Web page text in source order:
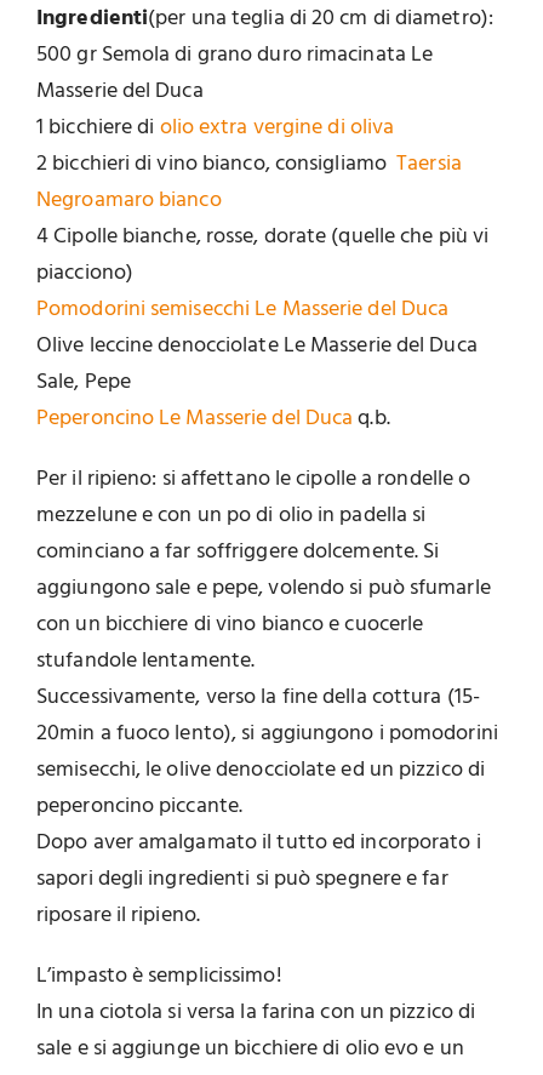
Ingredienti(per una teglia di 20 cm di diametro):
500 gr Semola di grano duro rimacinata Le
Masserie del Duca
1 bicchiere di olio extra vergine di oliva
2 bicchieri di vino bianco, consigliamoTaersia
Negroamaro bianco
4 Cipolle bianche, rosse, dorate (quelle che più vi
piacciono)
Pomodorini semisecchi Le Masserie del Duca
Olive leccine denocciolate Le Masserie del Duca
Sale, Pepe
Peperoncino Le Masserie del Ducaq.b.
Per il ripieno: si affettano le cipolle a rondelle o
mezzelune e con un po di olio in padella si
cominciano a far soffriggere dolcemente. Si
aggiungono sale e pepe, volendo si può sfumarle
con un bicchiere di vino bianco e cuocerle
stufandole lentamente.
Successivamente, verso la fine della cottura (15-
20min a fuoco lento), si aggiungono i pomodorini
semisecchi, le olive denocciolate ed un pizzico di
peperoncino piccante.
Dopo aver amalgamato il tutto ed incorporato i
sapori degli ingredienti si può spegnere e far
riposare il ripieno.
L’impasto è semplicissimo!
In una ciotola si versa la farina con un pizzico di
sale e si aggiunge un bicchiere di olio evo e un